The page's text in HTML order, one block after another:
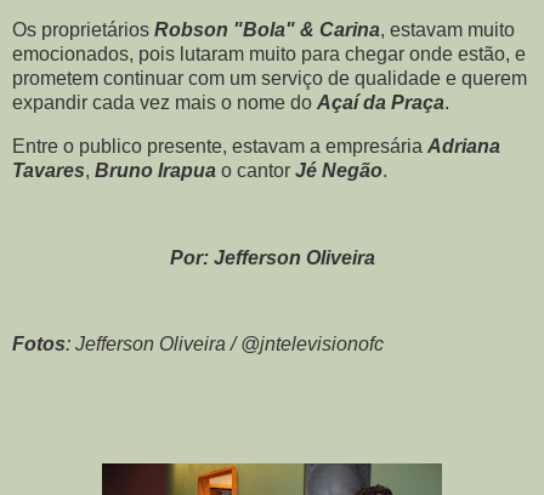
Os proprietários Robson "Bola" & Carina, estavam muito
emocionados, pois lutaram muito para chegar onde estão, e
prometem continuar com um serviço de qualidade e querem
expandir cada vez mais o nome do Açaí da Praça.
Entre o publico presente, estavam a empresária Adriana
Tavares, Bruno Irapua o cantor Jé Negão.
Por: Jefferson Oliveira
Fotos: Jefferson Oliveira / @jntelevisionofc